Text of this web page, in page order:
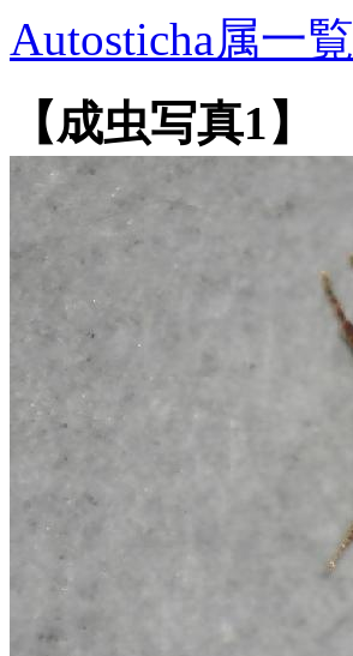
Autosticha属一覧
【成虫写真1】